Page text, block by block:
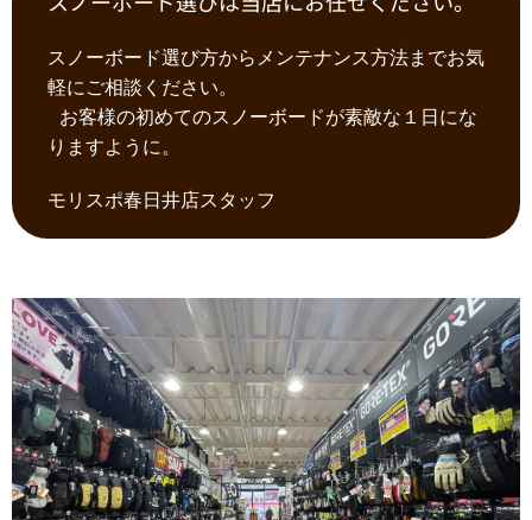
スノーボード選び方からメンテナンス方法までお気
軽にご相談ください。
お客様の初めてのスノーボードが素敵な１日にな
りますように。
モリスポ春日井店スタッフ